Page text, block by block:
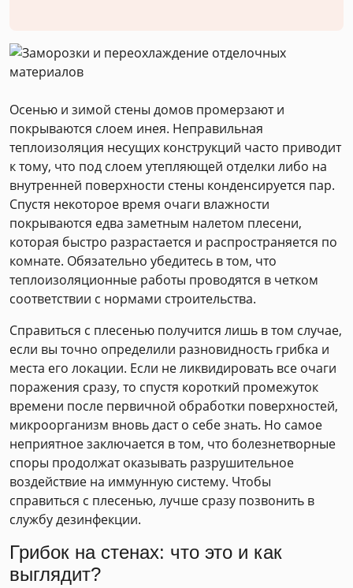
Осенью и зимой стены домов промерзают и
покрываются слоем инея. Неправильная
теплоизоляция несущих конструкций часто приводит
к тому, что под слоем утепляющей отделки либо на
внутренней поверхности стены конденсируется пар.
Спустя некоторое время очаги влажности
покрываются едва заметным налетом плесени,
которая быстро разрастается и распространяется по
комнате. Обязательно убедитесь в том, что
теплоизоляционные работы проводятся в четком
соответствии с нормами строительства.
Справиться с плесенью получится лишь в том случае,
если вы точно определили разновидность грибка и
места его локации. Если не ликвидировать все очаги
поражения сразу, то спустя короткий промежуток
времени после первичной обработки поверхностей,
микроорганизм вновь даст о себе знать. Но самое
неприятное заключается в том, что болезнетворные
споры продолжат оказывать разрушительное
воздействие на иммунную систему. Чтобы
справиться с плесенью, лучше сразу позвонить в
службу дезинфекции.
Грибок на стенах: что это и как
выглядит?